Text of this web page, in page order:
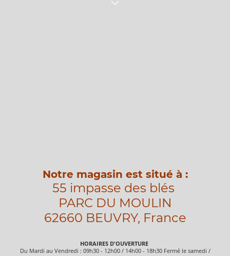
Notre magasin est situé à :
55 impasse des blés
PARC DU MOULIN
62660 BEUVRY, France
HORAIRES D'OUVERTURE
Du Mardi au Vendredi : 09h30 - 12h00 / 14h00 - 18h30 Fermé le samedi /